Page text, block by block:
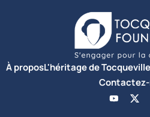
À proposL'héritage de Tocqueville